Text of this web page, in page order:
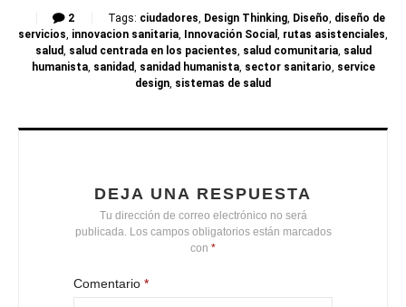
2 Tags: ciudadores Design Thinking, Diseño diseño de
servicios innovacion sanitaria Innovación Social rutas asistenciales
salud
salud centrada en los pacientes salud comunitaria, salud
humanista, sanidad sanidad humanista, sector sanitario service
design, sistemas de salud
DEJA UNA RESPUESTA
Tu dirección de correo electrónico no será
publicada. Los campos obligatorios están marcados
con *
Comentario *